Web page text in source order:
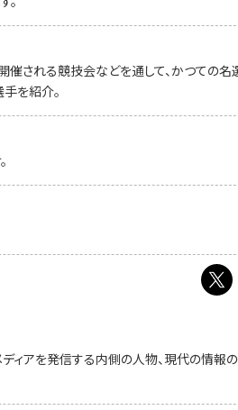
催される競技会などを通して、かつての
を紹介。
ディアを発信する内側の人物、現代の情報